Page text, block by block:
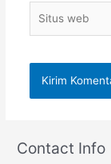
web
Contact Info